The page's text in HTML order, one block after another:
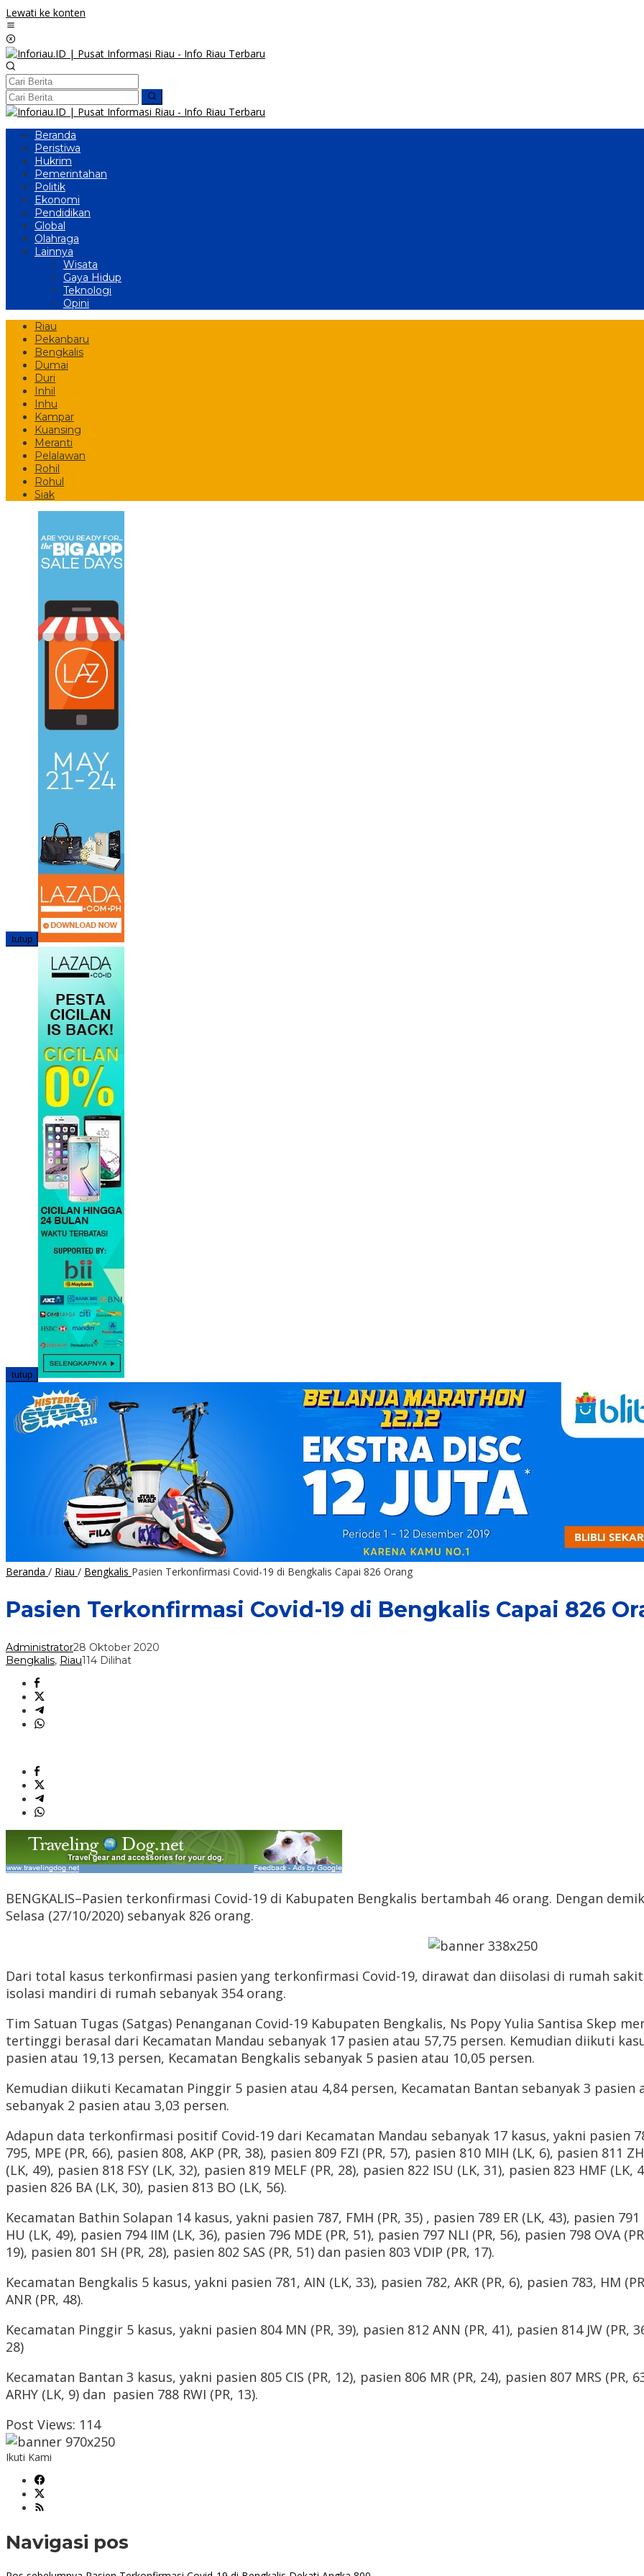
Lewati ke konten
Beranda
Peristiwa
Hukrim
Pemerintahan
Politik
Ekonomi
Pendidikan
Global
Olahraga
Lainnya
Wisata
Gaya Hidup
Teknologi
Opini
Riau
Pekanbaru
Bengkalis
Dumai
Duri
Inhil
Inhu
Kampar
Kuansing
Meranti
Pelalawan
Rohil
Rohul
Siak
tutup
tutup
Beranda / Riau / Bengkalis Pasien Terkonfirmasi Covid-19 di Bengkalis Capai 826 Orang
Pasien Terkonfirmasi Covid-19 di Bengkalis Capai 826
Administrator28 Oktober 2020
Bengkalis, Riau114 Dilihat
BENGKALIS–Pasien terkonfirmasi Covid-19 di Kabupaten Bengkalis bertambah 46 orang. Dengan
Selasa (27/10/2020) sebanyak 826 orang.
Dari total kasus terkonfirmasi pasien yang terkonfirmasi Covid-19, dirawat dan diisolasi di rumah
isolasi mandiri di rumah sebanyak 354 orang.
Tim Satuan Tugas (Satgas) Penanganan Covid-19 Kabupaten Bengkalis, Ns Popy Yulia Santisa Skep
tertinggi berasal dari Kecamatan Mandau sebanyak 17 pasien atau 57,75 persen. Kemudian diikuti
pasien atau 19,13 persen, Kecamatan Bengkalis sebanyak 5 pasien atau 10,05 persen.
Kemudian diikuti Kecamatan Pinggir 5 pasien atau 4,84 persen, Kecamatan Bantan sebanyak 3
sebanyak 2 pasien atau 3,03 persen.
Adapun data terkonfirmasi positif Covid-19 dari Kecamatan Mandau sebanyak 17 kasus, yakni pasien
795, MPE (PR, 66), pasien 808, AKP (PR, 38), pasien 809 FZI (PR, 57), pasien 810 MIH (LK, 6), pasien 811
(LK, 49), pasien 818 FSY (LK, 32), pasien 819 MELF (PR, 28), pasien 822 ISU (LK, 31), pasien 823 HMF
pasien 826 BA (LK, 30), pasien 813 BO (LK, 56).
Kecamatan Bathin Solapan 14 kasus, yakni pasien 787, FMH (PR, 35) , pasien 789 ER (LK, 43), pasien 791
HU (LK, 49), pasien 794 IIM (LK, 36), pasien 796 MDE (PR, 51), pasien 797 NLI (PR, 56), pasien 798 OVA
19), pasien 801 SH (PR, 28), pasien 802 SAS (PR, 51) dan pasien 803 VDIP (PR, 17).
Kecamatan Bengkalis 5 kasus, yakni pasien 781, AIN (LK, 33), pasien 782, AKR (PR, 6), pasien 783, HM
ANR (PR, 48).
Kecamatan Pinggir 5 kasus, yakni pasien 804 MN (PR, 39), pasien 812 ANN (PR, 41), pasien 814 JW (PR,
28)
Kecamatan Bantan 3 kasus, yakni pasien 805 CIS (PR, 12), pasien 806 MR (PR, 24), pasien 807 MRS
ARHY (LK, 9) dan pasien 788 RWI (PR, 13).
Post Views: 114
Ikuti Kami
Navigasi pos